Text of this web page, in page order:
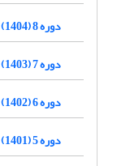
دوره 8 (1404)
دوره 7 (1403)
دوره 6 (1402)
دوره 5 (1401)